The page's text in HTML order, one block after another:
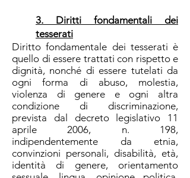
3. Diritti fondamentali dei
tesserati
Diritto fondamentale dei tesserati è
quello di essere trattati con rispetto e
dignità, nonché di essere tutelati da
ogni forma di abuso, molestia,
violenza di genere e ogni altra
condizione di discriminazione,
prevista dal decreto legislativo 11
aprile 2006, n. 198,
indipendentemente da etnia,
convinzioni personali, disabilità, età,
identità di genere, orientamento